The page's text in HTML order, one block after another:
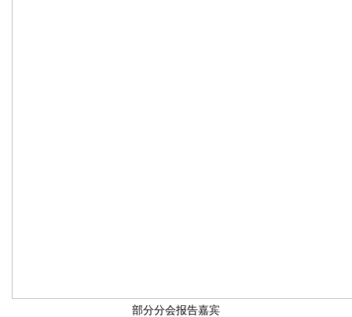
部分分会报告嘉宾